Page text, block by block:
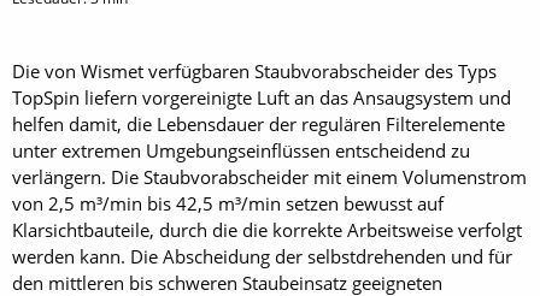
Die von Wismet verfügbaren Staubvorabscheider des Typs
TopSpin liefern vorgereinigte Luft an das Ansaugsystem und
helfen damit, die Lebensdauer der regulären Filterelemente
unter extremen Umgebungseinflüssen entscheidend zu
verlängern. Die Staubvorabscheider mit einem Volumenstrom
von 2,5 m³/min bis 42,5 m³/min setzen bewusst auf
Klarsichtbauteile, durch die die korrekte Arbeitsweise verfolgt
werden kann. Die Abscheidung der selbstdrehenden und für
den mittleren bis schweren Staubeinsatz geeigneten